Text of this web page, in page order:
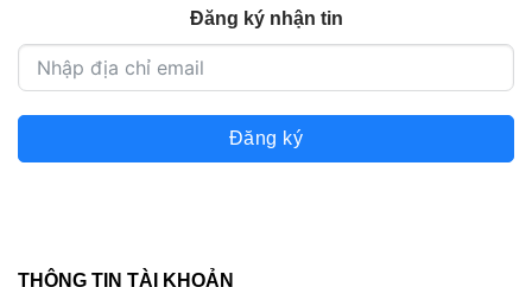
Đăng ký nhận tin
Đăng ký
THÔNG TIN TÀI KHOẢN